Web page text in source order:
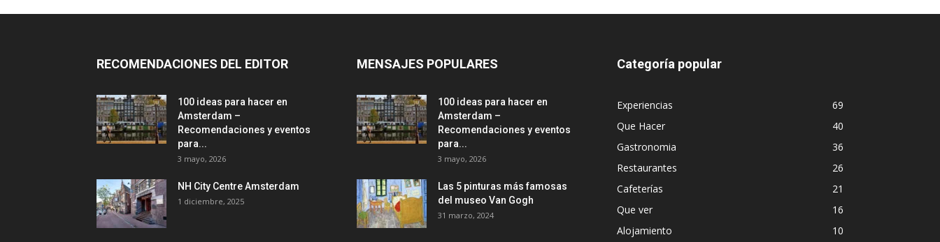
RECOMENDACIONES DEL EDITOR
100 ideas para hacer en
Amsterdam –
Recomendaciones y eventos
para...
3 mayo, 2026
NH City Centre Amsterdam
1 diciembre, 2025
MENSAJES POPULARES
100 ideas para hacer en
Amsterdam –
Recomendaciones y eventos
para...
3 mayo, 2026
Las 5 pinturas más famosas
del museo Van Gogh
31 marzo, 2024
Categoría popular
Experiencias
69
Que Hacer
40
Gastronomia
36
Restaurantes
26
Cafeterías
21
Que ver
16
Alojamiento
10